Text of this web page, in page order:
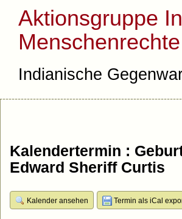
Aktionsgruppe
Indianische
Kalendertermin :
Edward Sheriff Curtis
Kalender ansehen Termin als iCal